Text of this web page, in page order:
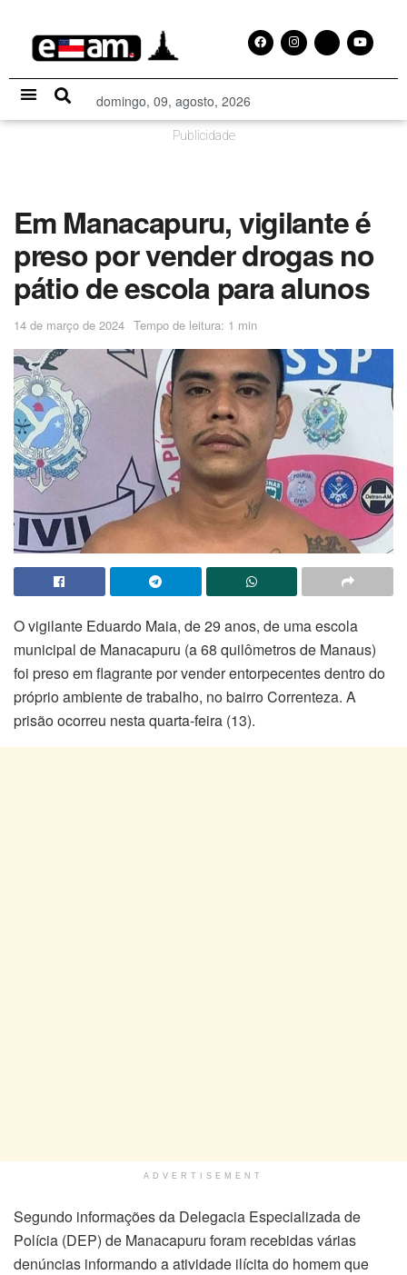
domingo, 09, agosto, 2026
Publicidade
Em Manacapuru, vigilante é
preso por vender drogas no
pátio de escola para alunos
14 de março de 2024 Tempo de leitura: 1 min
O vigilante Eduardo Maia, de 29 anos, de uma escola
municipal de Manacapuru (a 68 quilômetros de Manaus)
foi preso em flagrante por vender entorpecentes dentro do
próprio ambiente de trabalho, no bairro Correnteza. A
prisão ocorreu nesta quarta-feira (13).
ADVERTISEMENT
Segundo informações da Delegacia Especializada de
Polícia (DEP) de Manacapuru foram recebidas várias
denúncias informando a atividade ilícita do homem que